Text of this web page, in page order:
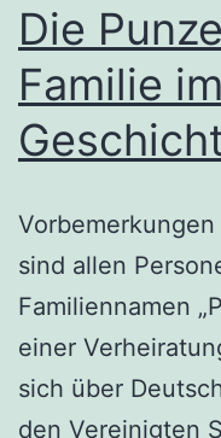
Die
Familie
sind allen
Familiennamen
einer
sich über
den Vereinigten